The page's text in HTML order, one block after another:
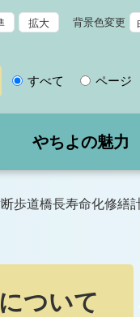
拡大 背景色変更
すべて ページ
やちよの魅力
歩道橋長寿命化修繕
ついて